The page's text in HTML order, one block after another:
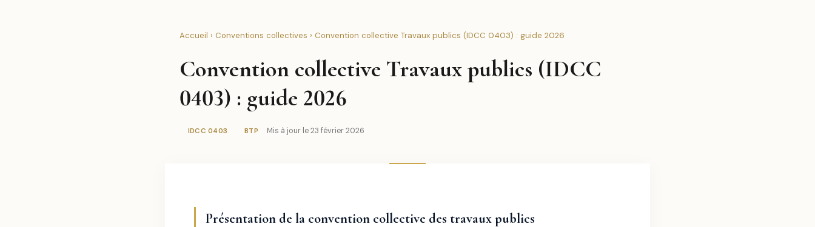
Accueil › Conventions collectives › Convention collective Travaux publics (IDCC 0403) : guide 2026
Convention collective Travaux publics (IDCC
0403) : guide 2026
IDCC 0403 BTP Mis à jour le 23 février 2026
Présentation de la convention collective des travaux publics